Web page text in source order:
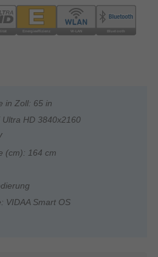
in Zoll: 65 in
HD 3840x2160
(cm): 164 cm
VIDAA Smart OS